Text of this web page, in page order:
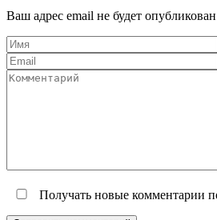
Ваш адрес email не будет
Получать новые комментарии